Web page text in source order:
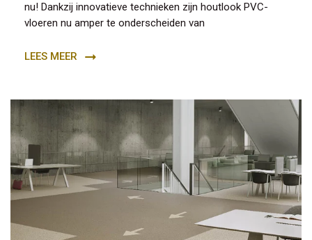
nu! Dankzij innovatieve technieken zijn houtlook PVC-
vloeren nu amper te onderscheiden van
LEES MEER